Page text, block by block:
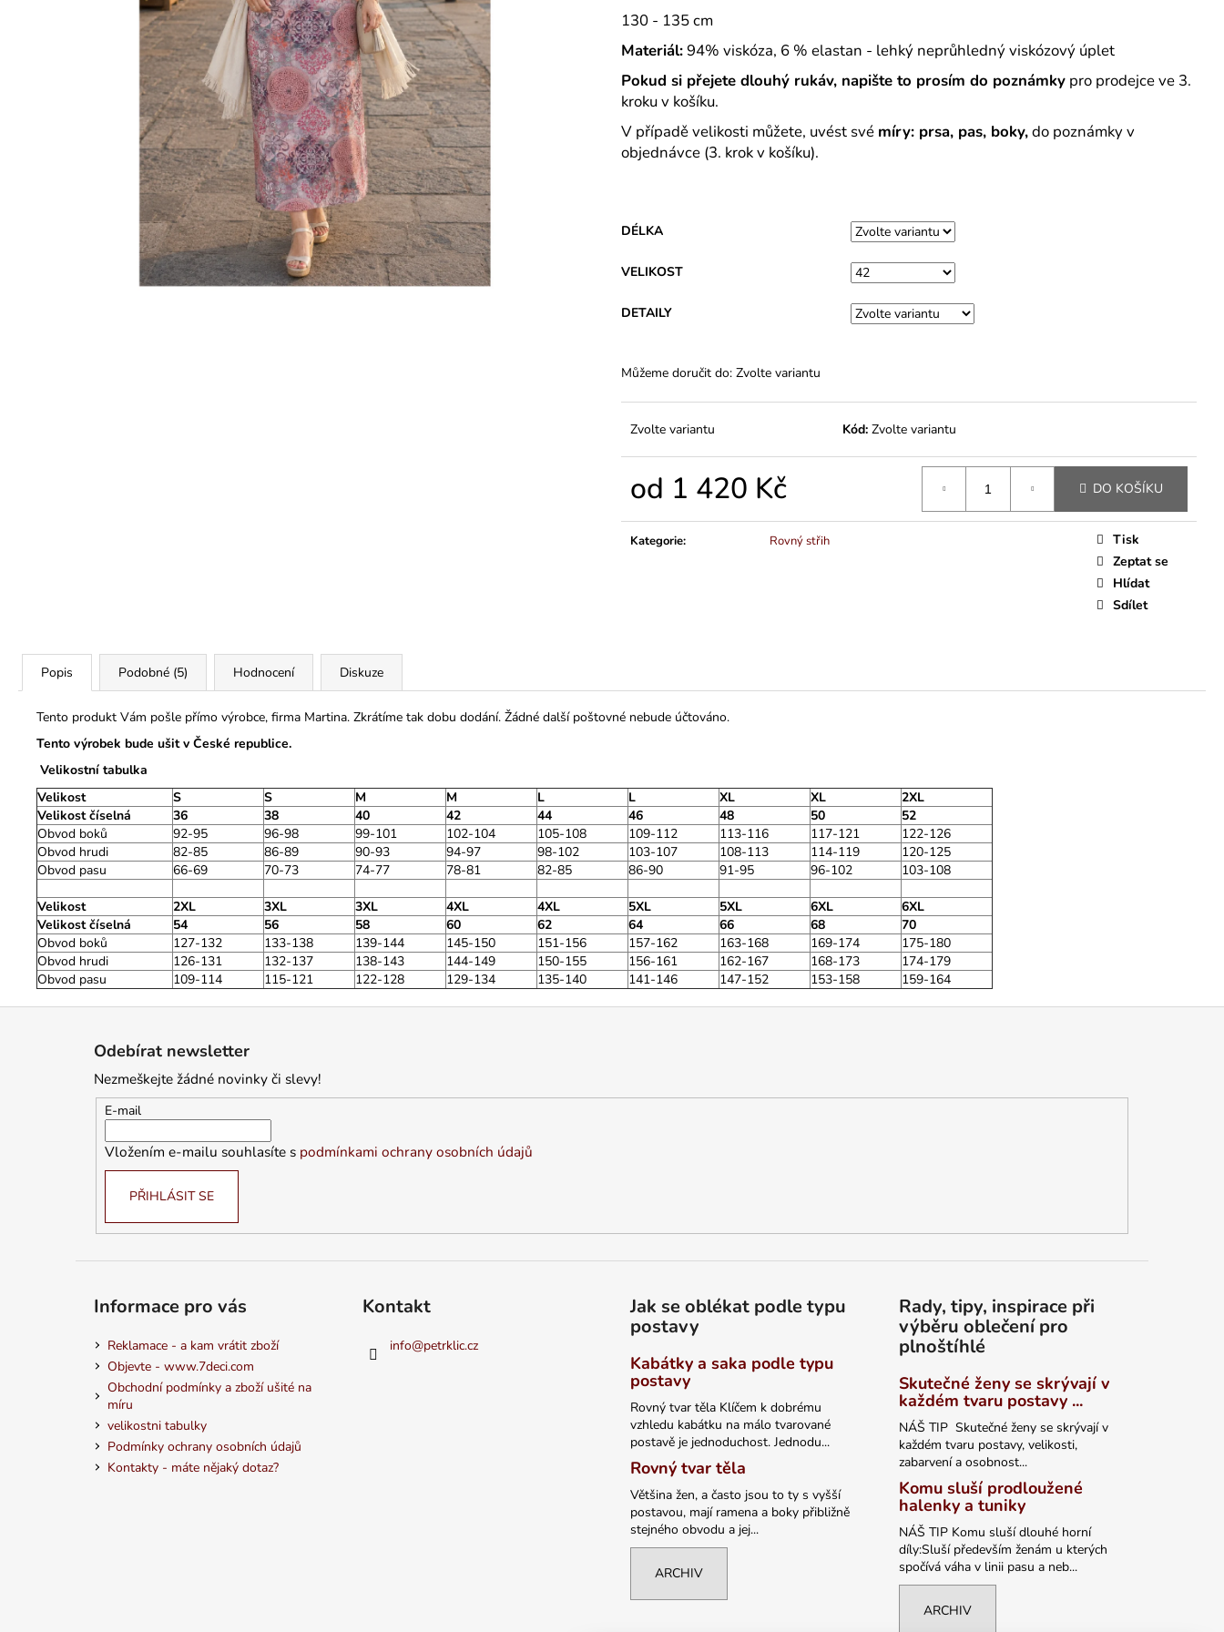
130 - 135 cm
Materiál: 94% viskóza, 6 % elastan - lehký neprůhledný viskózový úplet
Pokud si přejete dlouhý rukáv, napište to prosím do poznámky pro prodejce ve 3.
kroku v košíku.
V případě velikosti můžete, uvést své míry: prsa, pas, boky,do poznámky v
objednávce (3. krok v košíku).
DÉLKA
VELIKOST
DETAILY
Můžeme doručit do: Zvolte variantu
Zvolte variantu Kód: Zvolte variantu
od 1 420 Kč DO KOŠÍKU
Kategorie: Rovný střih
Tisk
Zeptat se
Hlídat
Sdílet
Popis Podobné (5) Hodnocení Diskuze
Tento produkt Vám pošle přímo výrobce, firma Martina. Zkrátíme tak dobu dodání. Žádné další poštovné nebude účtováno.
Tento výrobek bude ušit v České republice.
Velikostní tabulka
Velikost
S S M M L L XL XL
2XL
Velikost číselná
36 38 40 42 44 46 48 50
52
Obvod boků
92-95 96-98 99-101 102-104 105-108 109-112 113-116 117-121
122-126
Obvod hrudi
82-85 86-89 90-93 94-97 98-102 103-107 108-113 114-119
120-125
Obvod pasu
66-69 70-73 74-77 78-81 82-85 86-90 91-95 96-102 103-108
Velikost 2XL 3XL 3XL 4XL 4XL 5XL 5XL 6XL
6XL
Velikost číselná
54 56 58 60 62 64 66 68
70
Obvod boků
127-132 133-138 139-144 145-150 151-156 157-162 163-168 169-174
175-180
Obvod hrudi
126-131 132-137 138-143 144-149 150-155 156-161 162-167 168-173
174-179
Obvod pasu
109-114 115-121 122-128 129-134 135-140 141-146 147-152 153-158 159-164
1 290 Kč
1 200 Kč
839 Kč
Odebírat newsletter
Nezmeškejte žádné novinky či slevy!
E-mail
Vložením e-mailu souhlasíte s podmínkami ochrany osobních údajů
PŘIHLÁSIT SE
Informace pro vás
Reklamace - a kam vrátit zboží
Objevte - www.7deci.com
Obchodní podmínky a zboží ušité na
míru
velikostni tabulky
Podmínky ochrany osobních údajů
Kontakty - máte nějaký dotaz?
Kontakt
info@petrklic.cz
Jak se oblékat podle typu
postavy
Kabátky a saka podle typu
postavy
Rovný tvar těla Klíčem k dobrému
vzhledu kabátku na málo tvarované
postavě je jednoduchost. Jednodu...
Rovný tvar těla
Většina žen, a často jsou to ty s vyšší
postavou, mají ramena a boky přibližně
stejného obvodu a jej...
ARCHIV
Rady, tipy, inspirace při
výběru oblečení pro
plnoštíhlé
Skutečné ženy se skrývají v
každém tvaru postavy ...
NÁŠ TIP Skutečné ženy se skrývají v
každém tvaru postavy, velikosti,
zabarvení a osobnost...
Komu sluší prodloužené
halenky a tuniky
NÁŠ TIP Komu sluší dlouhé horní
díly:Sluší především ženám u kterých
spočívá váha v linii pasu a neb...
ARCHIV